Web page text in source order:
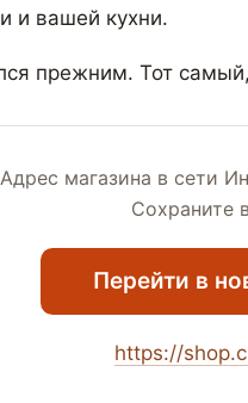
и вашей кухни.
прежним. Тот
Адрес магазина в сети
Сохраните
Перейти в
https://